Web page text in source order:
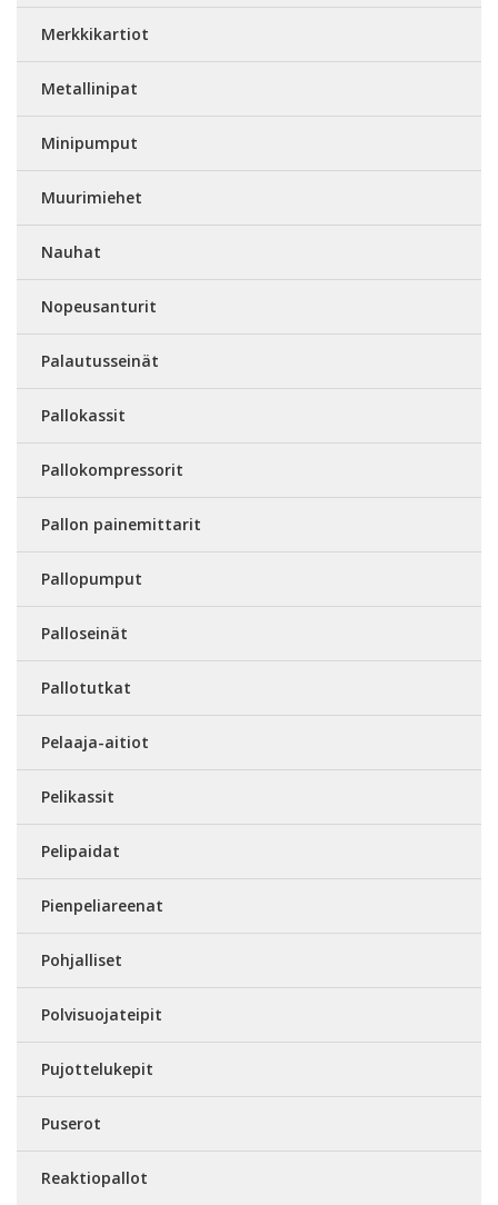
Merkkikartiot
Metallinipat
Minipumput
Muurimiehet
Nauhat
Nopeusanturit
Palautusseinät
Pallokassit
Pallokompressorit
Pallon painemittarit
Pallopumput
Palloseinät
Pallotutkat
Pelaaja-aitiot
Pelikassit
Pelipaidat
Pienpeliareenat
Pohjalliset
Polvisuojateipit
Pujottelukepit
Puserot
Reaktiopallot